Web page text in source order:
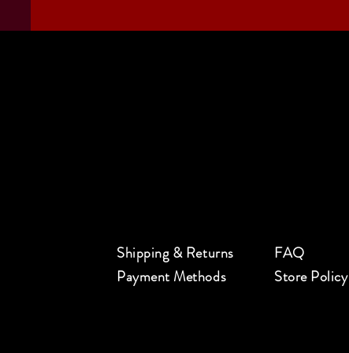
Shipping & Returns
Payment Methods
FAQ
Store Policy